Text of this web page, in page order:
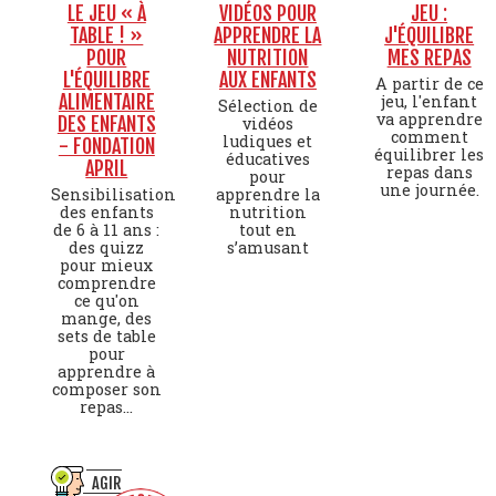
LE JEU « À
TABLE ! »
POUR
L'ÉQUILIBRE
ALIMENTAIRE
DES ENFANTS
- FONDATION
APRIL
Sensibilisation
des enfants
de 6 à 11 ans :
des quizz
pour mieux
comprendre
ce qu'on
mange, des
sets de table
pour
apprendre à
composer son
repas...
VIDÉOS POUR
APPRENDRE LA
NUTRITION
AUX ENFANTS
Sélection de
vidéos
ludiques et
éducatives
pour
apprendre la
nutrition
tout en
s’amusant
JEU :
J'ÉQUILIBRE
MES REPAS
A partir de ce
jeu, l'enfant
va apprendre
comment
équilibrer les
repas dans
une journée.
AGIR